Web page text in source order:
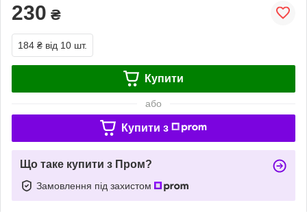
230 ₴
184 ₴ від 10 шт.
Купити
або
Купити з
Що таке купити з Пром?
Замовлення під захистом